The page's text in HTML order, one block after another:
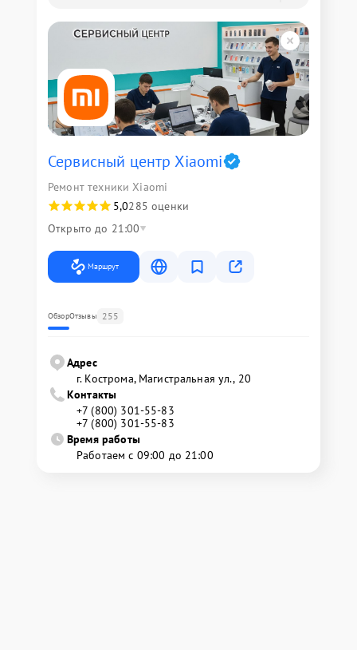
Сервисный центр Xiaomi
Ремонт техники Xiaomi
5,0285 оценки
Открыто до 21:00
Маршрут
ОбзорОтзывы 255
Адрес
г. Кострома, Магистральная ул., 20
Контакты
+7 (800) 301-55-83
+7 (800) 301-55-83
Время работы
Работаем с 09:00 до 21:00